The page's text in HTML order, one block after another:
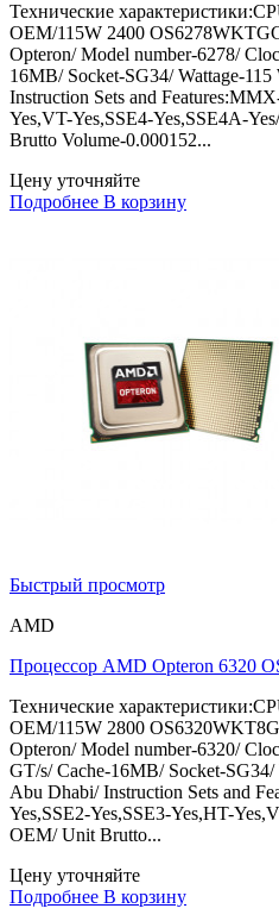
Технические
OEM/115W 2400
Opteron/ Model number-6278/
16MB/ Socket-SG34/ Wattage-115
Instruction Sets and
Yes,VT-Yes,SSE4-Yes,SSE4A-
Brutto Volume-0.000152...
Цену уточняйте
Подробнее В корзину
Быстрый просмотр
AMD
Процессор AMD Opteron 6320
Технические
OEM/115W 2800
Opteron/ Model number-6320/
GT/s/ Cache-16MB/ Socket-SG34/
Abu Dhabi/ Instruction Sets and
Yes,SSE2-Yes,SSE3-Yes,HT-
OEM/ Unit Brutto...
Цену уточняйте
Подробнее В корзину